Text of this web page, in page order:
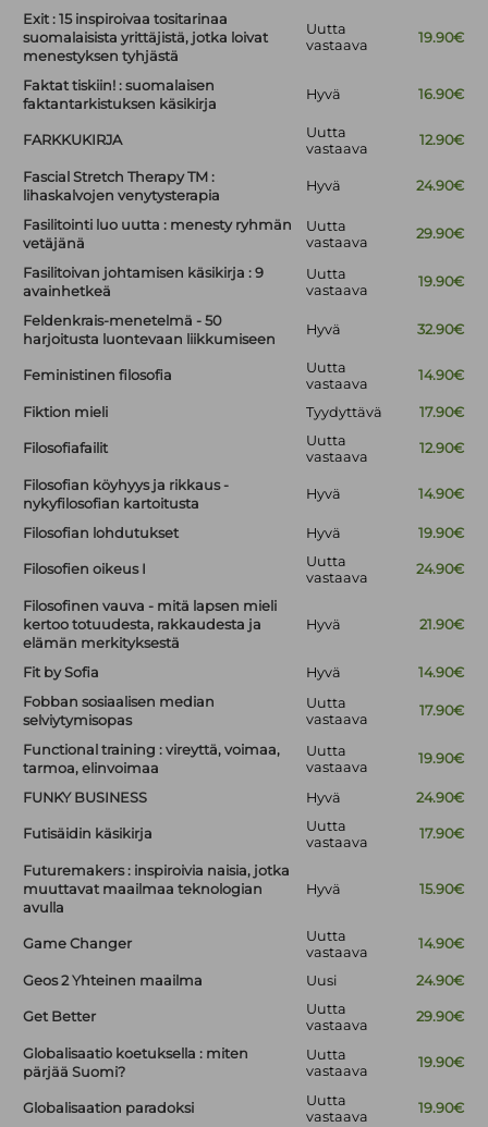
Exit : 15 inspiroivaa tositarinaa
suomalaisista yrittäjistä, jotka loivat
menestyksen tyhjästä
Uutta
vastaava
19.90€
Faktat tiskiin! : suomalaisen
faktantarkistuksen käsikirja
Hyvä 16.90€
FARKKUKIRJA
Uutta
vastaava
12.90€
Fascial Stretch Therapy TM :
lihaskalvojen venytysterapia
Hyvä 24.90€
Fasilitointi luo uutta : menesty ryhmän
vetäjänä
Uutta
vastaava
29.90€
Fasilitoivan johtamisen käsikirja : 9
avainhetkeä
Uutta
vastaava
19.90€
Feldenkrais-menetelmä - 50
harjoitusta luontevaan liikkumiseen
Hyvä 32.90€
Feministinen filosofia
Uutta
vastaava
14.90€
Fiktion mieli Tyydyttävä 17.90€
Filosofiafailit
Uutta
vastaava
12.90€
Filosofian köyhyys ja rikkaus -
nykyfilosofian kartoitusta
Hyvä 14.90€
Filosofian lohdutukset Hyvä 19.90€
Filosofien oikeus I
Uutta
vastaava
24.90€
Filosofinen vauva - mitä lapsen mieli
kertoo totuudesta, rakkaudesta ja
elämän merkityksestä
Hyvä 21.90€
Fit by Sofia Hyvä
14.90€
Fobban sosiaalisen median
selviytymisopas
Uutta
vastaava
17.90€
Functional training : vireyttä, voimaa,
tarmoa, elinvoimaa
Uutta
vastaava
19.90€
FUNKY BUSINESS Hyvä 24.90€
Futisäidin käsikirja
Uutta
vastaava
17.90€
Futuremakers : inspiroivia naisia, jotka
muuttavat maailmaa teknologian
avulla
Hyvä 15.90€
Game Changer
Uutta
vastaava
14.90€
Geos 2 Yhteinen maailma Uusi 24.90€
Get Better
Uutta
vastaava
29.90€
Globalisaatio koetuksella : miten
pärjää Suomi?
Uutta
vastaava
19.90€
Globalisaation paradoksi
Uutta
vastaava
19.90€